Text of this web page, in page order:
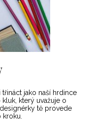
jako naší hrdince
který uvažuje o
tě provede